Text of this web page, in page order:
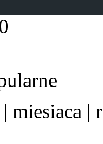
| miesiaca |